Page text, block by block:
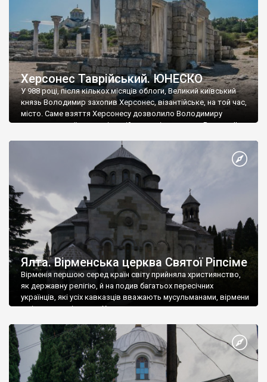
Херсонес Таврійський. ЮНЕСКО
У 988 році, після кількох місяців облоги, Великий київський
князь Володимир захопив Херсонес, візантійське, на той час,
місто. Саме взяття Херсонесу дозволило Володимиру
диктувати свої умови візантійському імператору Василю ІІ, та
Херсонесі Володимир-язичник, став Василем-християнином.
А потім було Хрещення Русі. На честь Херсонесу Таврійського
Ялта. Вірменська церква Святої Ріпсіме
Вірменія першою серед країн світу прийняла християнство,
як державну релігію, й на подив багатьох пересічних
українців, які усіх кавказців вважають мусульманами, вірмени
є відданими вірянами Христа